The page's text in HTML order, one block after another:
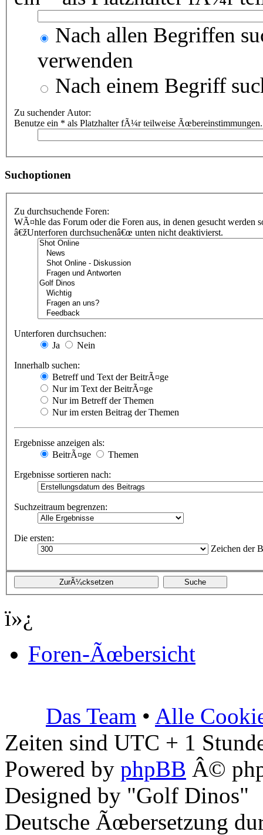
Nach allen Begriffen
verwenden
Nach einem Begriff
Zu suchender Autor:
Benutze ein * als Platzhalter fÃ¼r teilweise Ãœbereinstimmungen.
Suchoptionen
Zu durchsuchende Foren:
WÃ¤hle das Forum oder die Foren aus, in denen gesucht
â€žUnterforen durchsuchenâ€œ unten nicht deaktivierst.
Unterforen durchsuchen:
Ja
Nein
Innerhalb suchen:
Betreff und Text der BeitrÃ¤ge
Nur im Text der BeitrÃ¤ge
Nur im Betreff der Themen
Nur im ersten Beitrag der Themen
Ergebnisse anzeigen als:
BeitrÃ¤ge
Themen
Ergebnisse sortieren nach:
Suchzeitraum begrenzen:
Die ersten:
Zeichen der
ï»¿
Foren-Ãœbersicht
Das Team • Alle
Zeiten sind UTC + 1
Powered by phpBB Â©
Designed by "Golf Dinos"
Deutsche Ãœbersetzung